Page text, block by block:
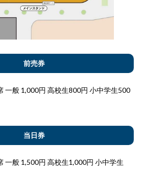
前売券
一般 1,000円 高校生800円 小中学生500
当日券
一般 1,500円 高校生1,000円 小中学生